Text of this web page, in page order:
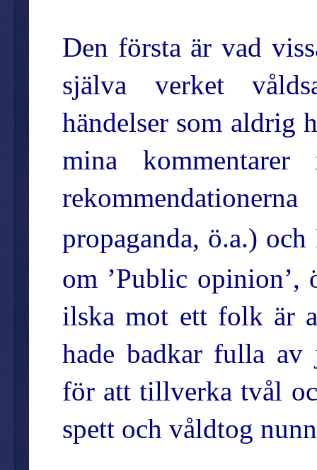
Den första är vad
själva verket
händelser som aldrig
mina
propaganda, ö.a.)
om ’Public opinion’,
ilska mot ett folk är
hade badkar fulla av
för att tillverka tvål
spett och våldtog